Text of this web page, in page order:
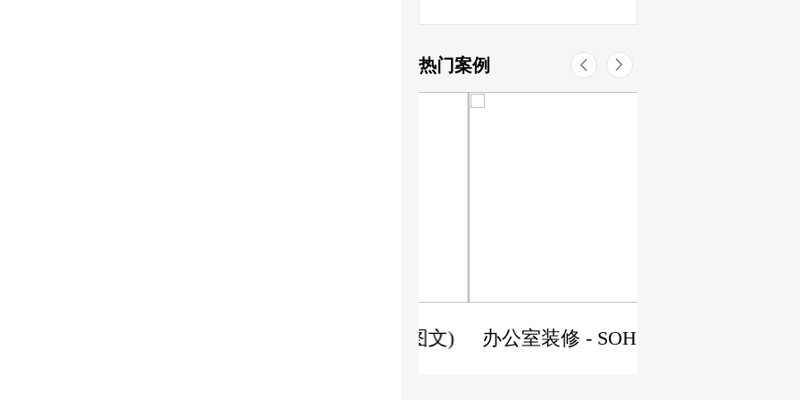
热门案例
办公室装修 - SOHO Bar(图文)